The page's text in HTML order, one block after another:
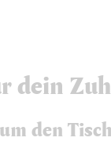
dein
den Tisch